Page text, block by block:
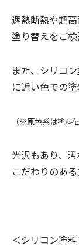
遮熱断熱や超
塗り替えをご検
また、シリコ
に近い色での
（※原色系は塗料
光沢もあり、
こだわりのあ
＜シリコン塗